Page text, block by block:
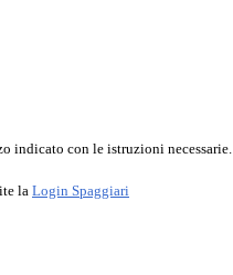
indicato con le istruzioni necessarie.
la Login Spaggiari